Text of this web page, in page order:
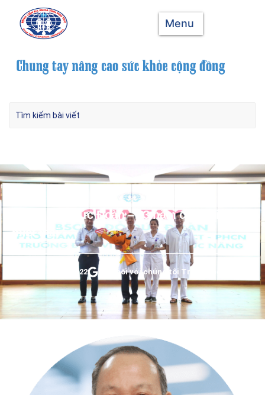
Menu
BSCKI. Đỗ Đức Đoàn – 33 năm cống hiến
miệt mài
Tháng 12 2, 2022 Kết nối với chúng tôi Trên Google New